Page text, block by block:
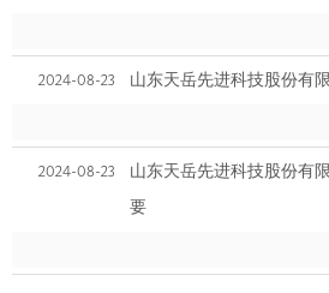
2024-08-23 山东天岳先进科技股份有
2024-08-23
山东天岳先进科技股份有
要